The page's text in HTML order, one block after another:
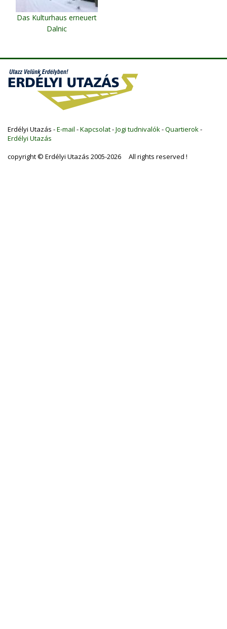
Das Kulturhaus erneuert
Dalnic
Erdélyi Utazás -E-mail -Kapcsolat-Jogi tudnivalók-Quartierok-
Erdélyi Utazás
copyright © Erdélyi Utazás 2005-2026 All rights reserved !